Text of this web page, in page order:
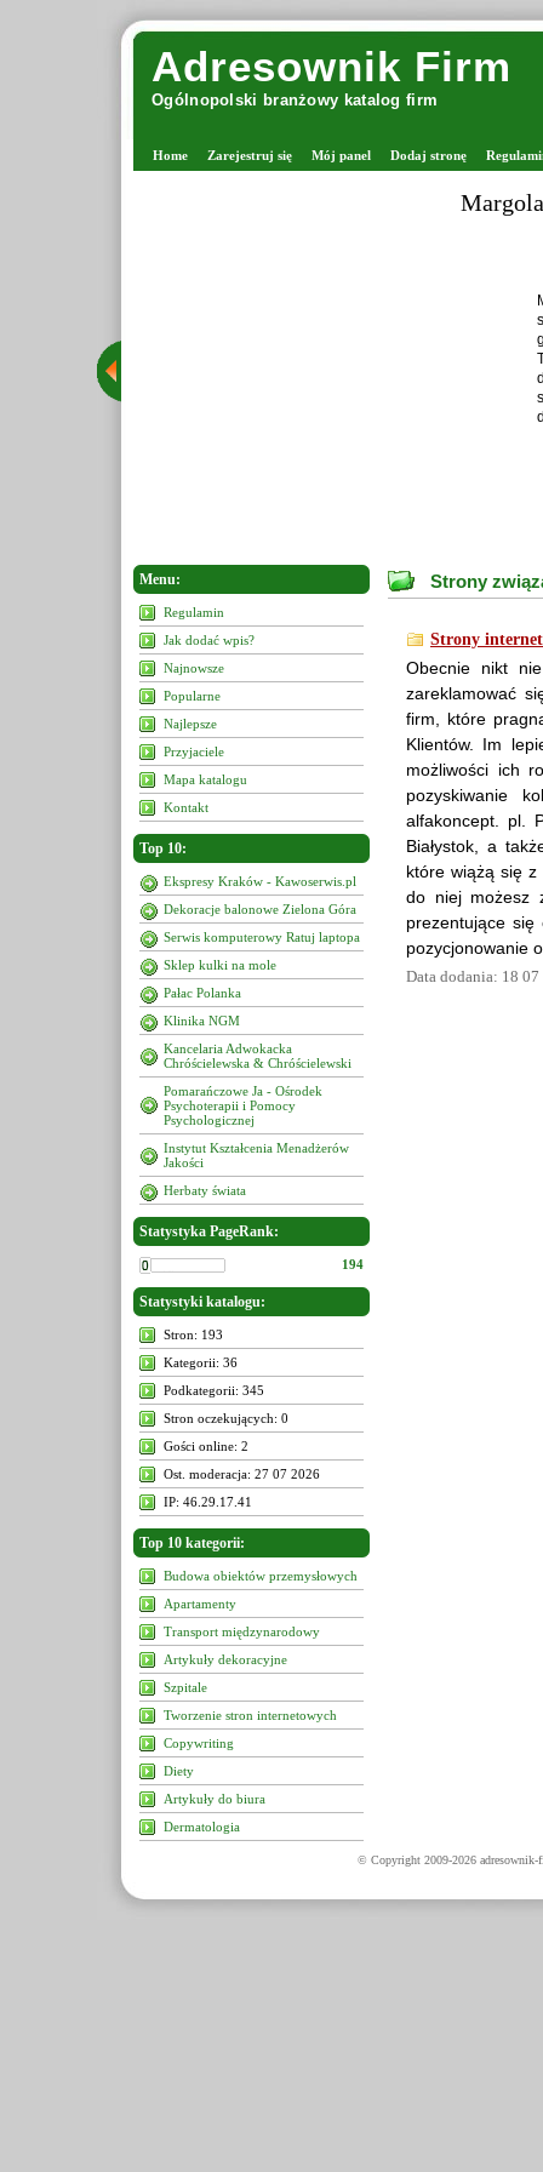
Adresownik Firm
Ogólnopolski branżowy katalog firm
Home Zarejestruj się Mój panel Dodaj stronę
Menu:
Regulamin
Jak dodać wpis?
Najnowsze
Popularne
Najlepsze
Przyjaciele
Mapa katalogu
Kontakt
Top 10:
Ekspresy Kraków - Kawoserwis.pl
Dekoracje balonowe Zielona Góra
Serwis komputerowy Ratuj laptopa
Sklep kulki na mole
Pałac Polanka
Klinika NGM
Kancelaria Adwokacka
Chróścielewska & Chróścielewski
Pomarańczowe Ja - Ośrodek
Psychoterapii i Pomocy
Psychologicznej
Instytut Kształcenia Menadżerów
Jakości
Herbaty świata
Statystyka PageRank:
194
Statystyki katalogu:
Stron: 193
Kategorii: 36
Podkategorii: 345
Stron oczekujących: 0
Gości online: 2
Ost. moderacja: 27 07 2026
IP: 46.29.17.41
Top 10 kategorii:
Budowa obiektów przemysłowych
Apartamenty
Transport międzynarodowy
Artykuły dekoracyjne
Szpitale
Tworzenie stron internetowych
Copywriting
Diety
Artykuły do biura
Dermatologia
Strony
Strony
Obecnie nikt
zareklamować
firm, które
Klientów. Im
możliwości ich
pozyskiwanie
alfakoncept. pl.
Białystok, a
które wiążą się z
do niej możesz
prezentujące się
pozycjonowanie
Data dodania: 18
© Copyright 2009-2026